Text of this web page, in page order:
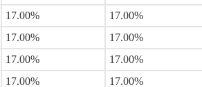
17.00% 17.00%
17.00% 17.00%
17.00% 17.00%
17.00% 17.00%